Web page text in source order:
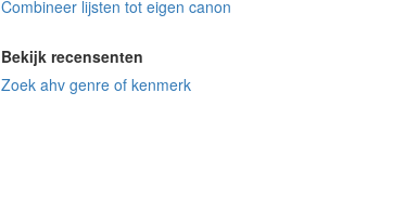
Combineer lijsten tot eigen canon
Bekijk recensenten
Zoek ahv genre of kenmerk